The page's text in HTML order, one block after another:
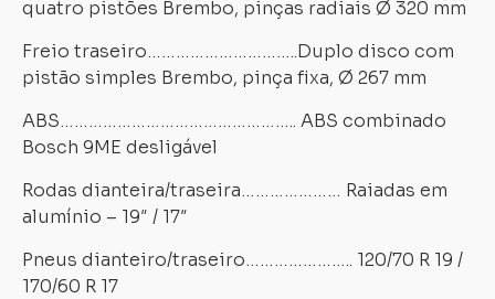
quatro pistões Brembo, pinças radiais Ø 320 mm
Freio traseiro…………………………..Duplo disco com
pistão simples Brembo, pinça fixa, Ø 267 mm
ABS………………………………………….. ABS combinado
Bosch 9ME desligável
Rodas dianteira/traseira………………… Raiadas em
alumínio – 19″ / 17″
Pneus dianteiro/traseiro………………….. 120/70 R 19 /
170/60 R 17